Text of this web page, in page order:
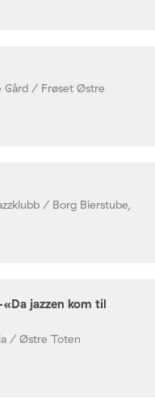
Gård / Frøset Østre
/ Borg Bierstube,
jazzen kom til
/ Østre Toten